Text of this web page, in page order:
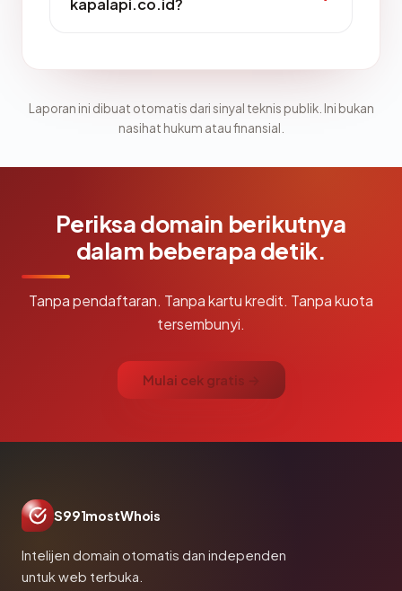
kapalapi.co.id?
Laporan ini dibuat otomatis dari sinyal teknis publik. Ini bukan
nasihat hukum atau finansial.
Periksa domain berikutnya
dalam beberapa detik.
Tanpa pendaftaran. Tanpa kartu kredit. Tanpa kuota
tersembunyi.
Mulai cek gratis →
S991mostWhois
Intelijen domain otomatis dan independen
untuk web terbuka.